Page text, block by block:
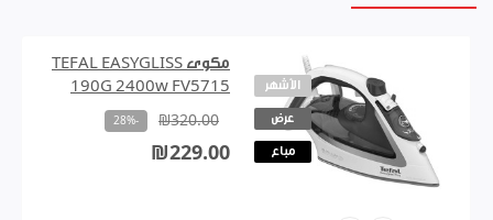
الأشهر
عرض
مباع
مكوى TEFAL EASYGLISS
190G 2400w FV5715
₪320.00
-28%
₪229.00